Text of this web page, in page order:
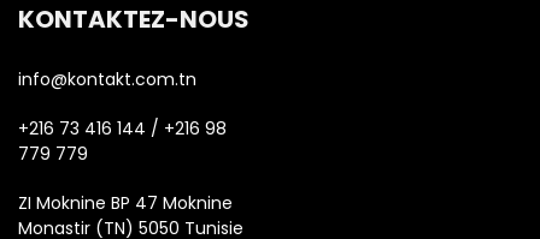
KONTAKTEZ-NOUS
info@kontakt.com.tn
+216 73 416 144 / +216 98
779 779
ZI Moknine BP 47 Moknine
Monastir (TN) 5050 Tunisie